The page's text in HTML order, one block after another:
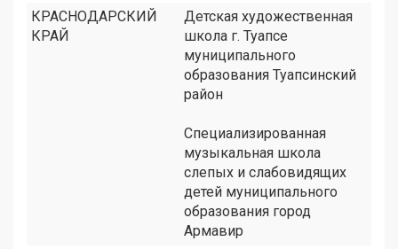
КРАСНОДАРСКИЙ
КРАЙ
Детская художественная
школа г. Туапсе
муниципального
образования Туапсинский
район
Специализированная
музыкальная школа
слепых и слабовидящих
детей муниципального
образования город
Армавир